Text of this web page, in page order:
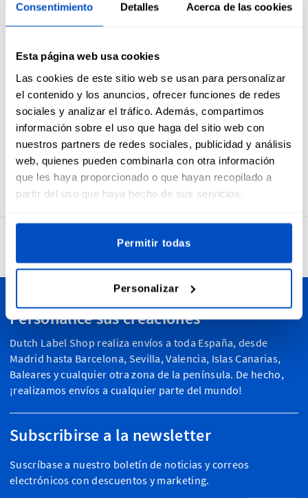
Consentimiento Detalles Acerca de las cookies
Esta página web usa cookies
Las cookies de este sitio web se usan para personalizar
el contenido y los anuncios, ofrecer funciones de redes
sociales y analizar el tráfico. Además, compartimos
información sobre el uso que haga del sitio web con
nuestros partners de redes sociales, publicidad y análisis
web, quienes pueden combinarla con otra información
que les haya proporcionado o que hayan recopilado a
partir del uso que haya hecho de sus servicios.
Permitir todas
Personalizar
Etiquetas estándar industriales en blanco sobre negro de
XXS a XXL
más adecuado, dando a sus artículos una etiqueta de talla
clara. Estas etiquetas de tamaño están diseñadas para
doblarse por la mitad y coserse en una costura. En muchos
casos, los modistas primero los aplican a la etiqueta
principal de la marca y luego colocan el conjunto de
etiquetas en un artículo.
Etiquetas para tallas XXS, XS, S, M, L, XL o XXL. El tamaño de
estas etiquetas es 1 x 4 cm / 0.39" x 1.57"
32.732 opiniones
Personalice sus creaciones
Dutch Label Shop realiza envíos a toda España, desde
Madrid hasta Barcelona, Sevilla, Valencia, Islas Canarias,
Baleares y cualquier otra zona de la península. De hecho,
¡realizamos envíos a cualquier parte del mundo!
Subscribirse a la newsletter
Suscríbase a nuestro boletín de noticias y correos
electrónicos con descuentos y marketing.